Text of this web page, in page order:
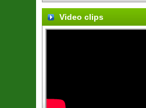
Video clips